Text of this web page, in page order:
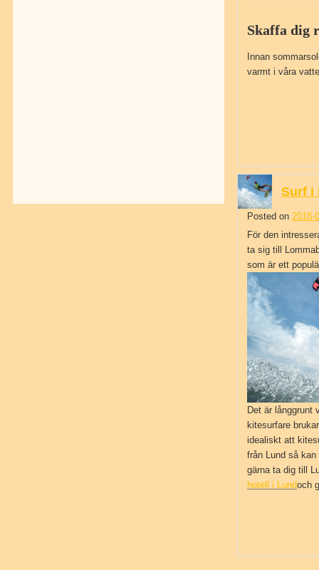
Skaffa dig
Innan
varmt i våra
Surf i
Posted on 2018-
För den
ta sig till
som är ett
Det är långgrunt
kitesurfare
idealiskt att
från Lund så
gärna ta dig till
hotell i Lundoch